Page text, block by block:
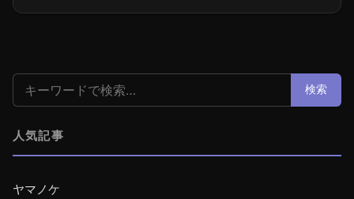
検索: 検索
人気記事
ヤマノケ